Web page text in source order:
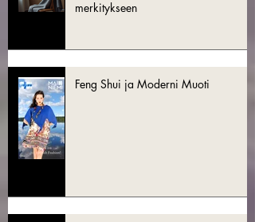
merkitykseen
Feng Shui ja Moderni Muoti